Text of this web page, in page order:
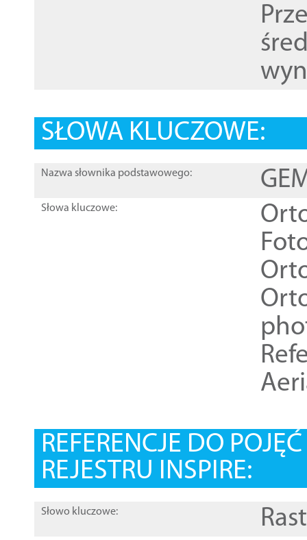
SŁOWA KLUCZOWE:
Nazwa słownika podstawowego:
Słowa kluczowe:
REFERENCJE DO
REJESTRU INSPIRE:
Słowo kluczowe: